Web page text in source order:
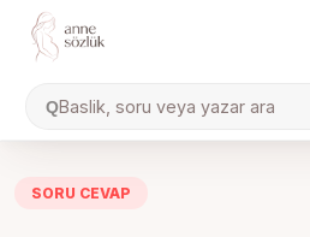
QBaslik, soru veya yazar ara
SORU CEVAP